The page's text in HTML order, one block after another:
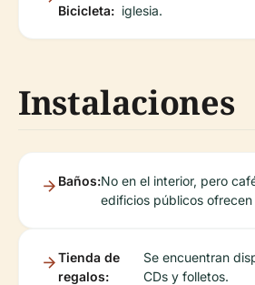
Bicicleta: iglesia.
Instalaciones
Baños:No en el interior, pero
edificios públicos ofrecen
Tienda de
regalos:
Se encuentran
CDs y folletos.